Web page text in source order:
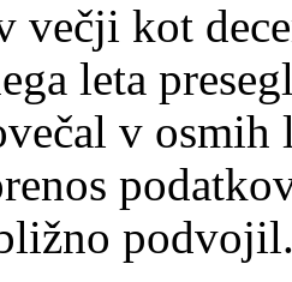
večji kot
leta
v osmih